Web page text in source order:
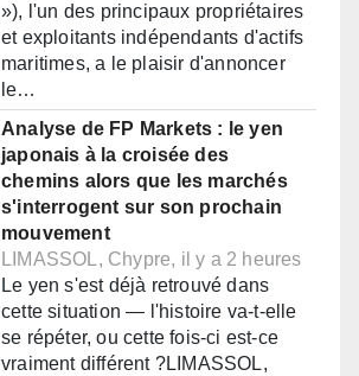
»), l'un des principaux propriétaires
et exploitants indépendants d'actifs
maritimes, a le plaisir d'annoncer
le…
Analyse de FP Markets : le yen
japonais à la croisée des
chemins alors que les marchés
s'interrogent sur son prochain
mouvement
LIMASSOL, Chypre, il y a 2 heures
Le yen s'est déjà retrouvé dans
cette situation — l'histoire va-t-elle
se répéter, ou cette fois-ci est-ce
vraiment différent ?LIMASSOL,